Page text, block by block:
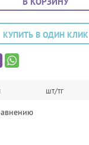
КУПИТЬ В ОДИН КЛИК
шт/тг